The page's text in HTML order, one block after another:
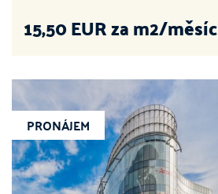
15,50EUR za m2/měsíc
PRONÁJEM